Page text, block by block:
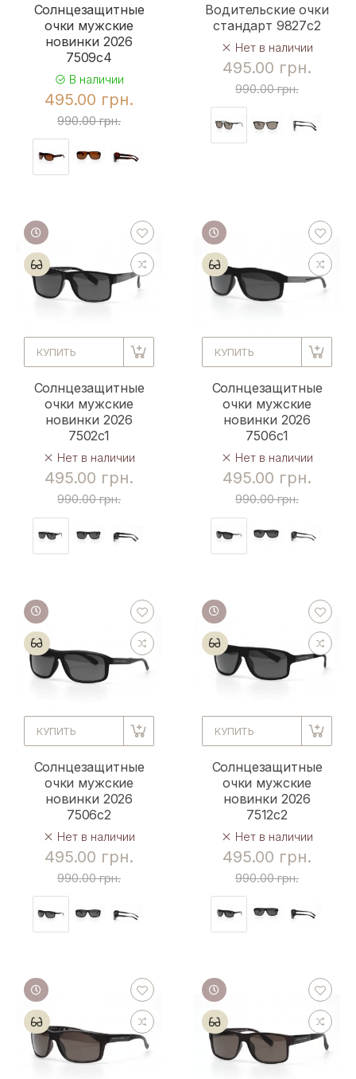
Солнцезащитные
очки мужские
новинки 2026
7509c4
В наличии
495.00 грн.
990.00 грн.
Водительские очки
стандарт 9827c2
Нет в наличии
495.00 грн.
990.00 грн.
КУПИТЬ
Солнцезащитные
очки мужские
новинки 2026
7502c1
Нет в наличии
495.00 грн.
990.00 грн.
КУПИТЬ
Солнцезащитные
очки мужские
новинки 2026
7506c1
Нет в наличии
495.00 грн.
990.00 грн.
КУПИТЬ
Солнцезащитные
очки мужские
новинки 2026
7506c2
Нет в наличии
495.00 грн.
990.00 грн.
КУПИТЬ
Солнцезащитные
очки мужские
новинки 2026
7512c2
Нет в наличии
495.00 грн.
990.00 грн.